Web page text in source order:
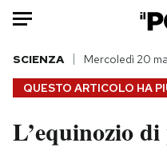
HOME
Italia
QUESTO ARTICOLO HA
SCIENZA Mercoledì 20
L’equinozio